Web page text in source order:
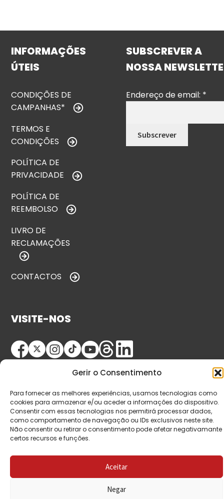
Gerir o Consentimento
Para fornecer as melhores experiências, usamos tecnologias como
cookies para armazenar e/ou aceder a informações do dispositivo.
Consentir com essas tecnologias nos permitirá processar dados,
como comportamento de navegação ou IDs exclusivos neste site.
Não consentir ou retirar o consentimento pode afetar negativamante
certos recursos e funções.
Aceitar
Negar
INFORMAÇÕES
ÚTEIS
CONDIÇÕES DE
CAMPANHAS*
TERMOS E
CONDIÇÕES
POLÍTICA DE
PRIVACIDADE
POLÍTICA DE
REEMBOLSO
LIVRO DE
RECLAMAÇÕES
CONTACTOS
SUBSCREVER A
NOSSA
Endereço de email: *
VISITE-NOS
© Copyright 2026 Saída de Emergência. Todos os
direitos reservados.